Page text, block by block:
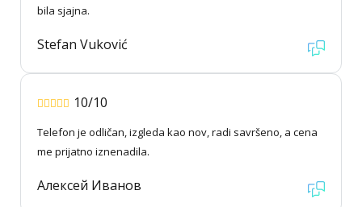
bila sjajna.
Stefan Vuković
10/10
Telefon je odličan, izgleda kao nov, radi savršeno, a cena
me prijatno iznenadila.
Алексей Иванов